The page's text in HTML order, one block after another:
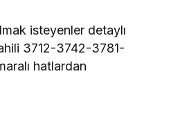
isteyenler detaylı
3712-3742-3781-
hatlardan